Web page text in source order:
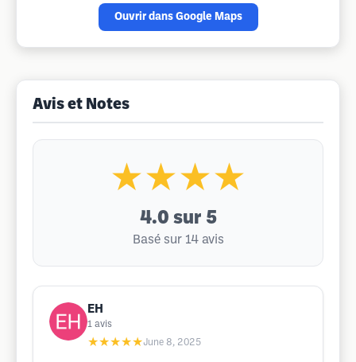
Ouvrir dans Google Maps
Avis et Notes
★★★★
4.0 sur 5
Basé sur 14 avis
EH
1 avis
★★★★★June 8, 2025